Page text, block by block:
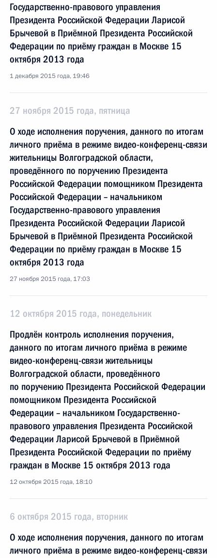
Государственно-правового управления
Президента Российской Федерации Ларисой
Брычевой в Приёмной Президента Российской
Федерации по приёму граждан в Москве 15
октября 2013 года
1 декабря 2015 года, 19:46
27 ноября 2015 года, пятница
О ходе исполнения поручения, данного по итогам
личного приёма в режиме видео-конференц-связи
жительницы Волгоградской области,
проведённого по поручению Президента
Российской Федерации помощником Президента
Российской Федерации – начальником
Государственно-правового управления
Президента Российской Федерации Ларисой
Брычевой в Приёмной Президента Российской
Федерации по приёму граждан в Москве 15
октября 2013 года
27 ноября 2015 года, 17:03
12 октября 2015 года, понедельник
Продлён контроль исполнения поручения,
данного по итогам личного приёма в режиме
видео-конференц-связи жительницы
Волгоградской области, проведённого
по поручению Президента Российской Федерации
помощником Президента Российской
Федерации – начальником Государственно-
правового управления Президента Российской
Федерации Ларисой Брычевой в Приёмной
Президента Российской Федерации по приёму
граждан в Москве 15 октября 2013 года
12 октября 2015 года, 18:10
6 октября 2015 года, вторник
О ходе исполнения поручения, данного по итогам
личного приёма в режиме видео-конференц-связи